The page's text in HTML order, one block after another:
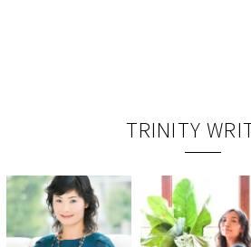
TRINITY